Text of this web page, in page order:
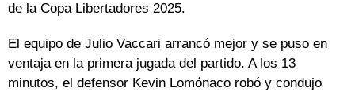
de la Copa Libertadores 2025.
El equipo de Julio Vaccari arrancó mejor y se puso en
ventaja en la primera jugada del partido. A los 13
minutos, el defensor Kevin Lomónaco robó y condujo